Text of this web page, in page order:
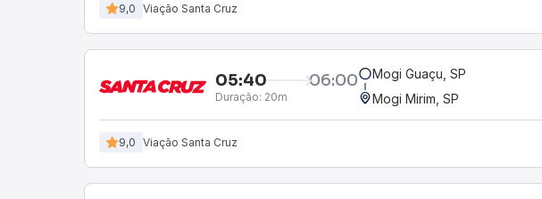
9,0 Viação Santa Cruz
05:40 06:00
Duração: 20m
Mogi Guaçu, SP
Mogi Mirim, SP
9,0 Viação Santa Cruz